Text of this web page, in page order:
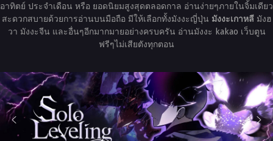
อาทิตย์ ประจำเดือน หรือ ยอดนิยมสูงสุดตลอดกาล อ่านง่ายๆภายในจิ้มเดียว
สะดวกสบายด้วยการอ่านบนมือถือ มีให้เลือกทั้งมังงะญี่ปุ่น มังงะเกาหลีมังฮ
วา มังงะจีน และอื่นๆอีกมากมายอย่างครบครัน อ่านมังงะ kakao เว็บตูน
ฟรีๆไม่เสียตังทุกตอน